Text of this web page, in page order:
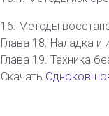
16. Методы
Глава 18. Наладка и
Глава 19. Техника
Скачать